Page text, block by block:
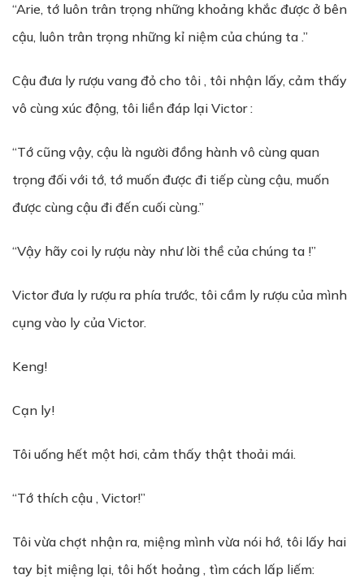
“Arie, tớ luôn trân trọng những khoảng khắc được ở bên
cậu, luôn trân trọng những kỉ niệm của chúng ta .”
Cậu đưa ly rượu vang đỏ cho tôi , tôi nhận lấy, cảm thấy
vô cùng xúc động, tôi liền đáp lại Victor :
“Tớ cũng vậy, cậu là người đồng hành vô cùng quan
trọng đối với tớ, tớ muốn được đi tiếp cùng cậu, muốn
được cùng cậu đi đến cuối cùng.”
“Vậy hãy coi ly rượu này như lời thề của chúng ta !”
Victor đưa ly rượu ra phía trước, tôi cầm ly rượu của mình
cụng vào ly của Victor.
Keng!
Cạn ly!
Tôi uống hết một hơi, cảm thấy thật thoải mái.
“Tớ thích cậu , Victor!”
Tôi vừa chợt nhận ra, miệng mình vừa nói hớ, tôi lấy hai
tay bịt miệng lại, tôi hốt hoảng , tìm cách lấp liếm: